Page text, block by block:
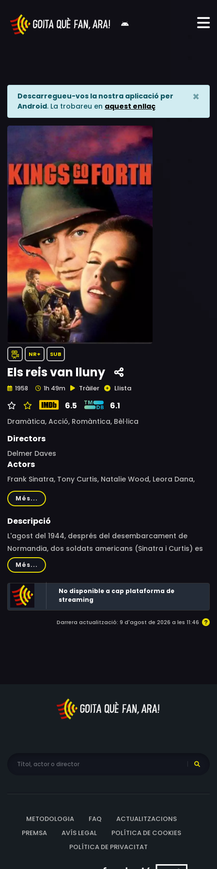
Descarregueu-vos la nostra aplicació per
Android. La trobareu en aquest enllaç
×
NR+ SUB
Els reis van lluny
1958 1h 49m Tràiler Llista
6.5 6.1
Dramàtica, Acció, Romàntica, Bèl·lica
Directors
Delmer Daves
Actors
Frank Sinatra, Tony Curtis, Natalie Wood, Leora Dana,
Karl Swenson, Ann Codee, Eddie Ryder, Jacques Berthe,
Pete Candoli, Cyril Delevanti, Richie Kamuca, Mel Lewis,
Red Norvo, Mark Tapscott
Més...
Descripció
L'agost del 1944, després del desembarcament de
Normandia, dos soldats americans (Sinatra i Curtis) es
disputen l'amor d'una jove mestissa (Natalie Wood), que
no és exactament el que sembla.
Més...
No disponible a cap plataforma de
streaming
Darrera actualització: 9 d'agost de 2026 a les 11:46
METODOLOGIA FAQ
ACTUALITZACIONS
PREMSA
AVÍS LEGAL
POLÍTICA DE COOKIES
POLÍTICA DE PRIVACITAT